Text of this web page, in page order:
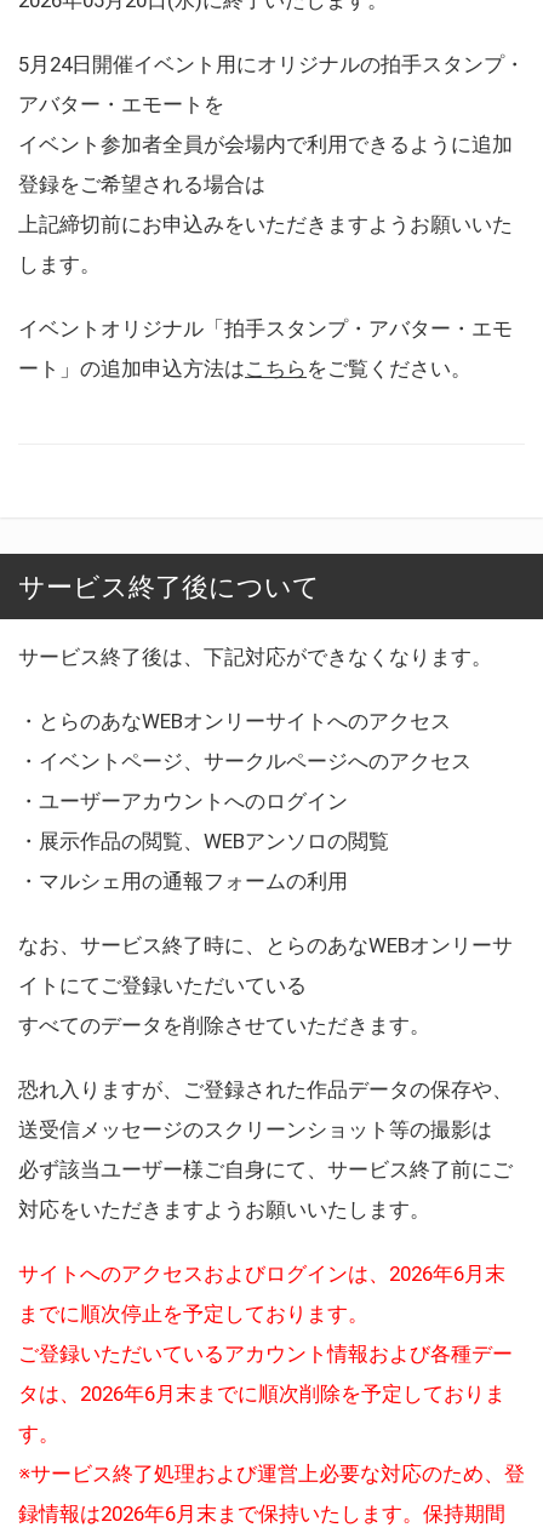
5月24日開催イベント用にオリジナルの拍手スタンプ・
アバター・エモートを
イベント参加者全員が会場内で利用できるように追加
登録をご希望される場合は
上記締切前にお申込みをいただきますようお願いいた
します。
イベントオリジナル「拍手スタンプ・アバター・エモ
ート」の追加申込方法はこちら をご覧ください。
サービス終了後について
サービス終了後は、下記対応ができなくなります。
・とらのあなWEBオンリーサイトへのアクセス
・イベントページ、サークルページへのアクセス
・ユーザーアカウントへのログイン
・展示作品の閲覧、WEBアンソロの閲覧
・マルシェ用の通報フォームの利用
なお、サービス終了時に、とらのあなWEBオンリーサ
イトにてご登録いただいている
すべてのデータを削除させていただきます。
恐れ入りますが、ご登録された作品データの保存や、
送受信メッセージのスクリーンショット等の撮影は
必ず該当ユーザー様ご自身にて、サービス終了前にご
対応をいただきますようお願いいたします。
サイトへのアクセスおよびログインは、2026年6月末
までに順次停止を予定しております。
ご登録いただいているアカウント情報および各種デー
タは、2026年6月末までに順次削除を予定しておりま
す。
※サービス終了処理および運営上必要な対応のため、登
録情報は2026年6月末まで保持いたします。保持期間